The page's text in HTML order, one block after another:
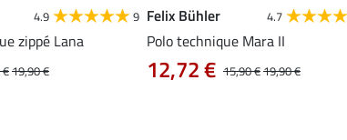
4.9 9
zippé Lana
19,90 €
Felix Bühler 4.7
Polo technique Mara II
15,90 €19,90 €
12,72 €